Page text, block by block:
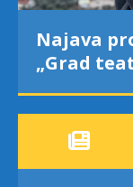
Najava
„Grad